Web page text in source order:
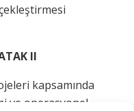
II
kapsamında
ve operasyonel